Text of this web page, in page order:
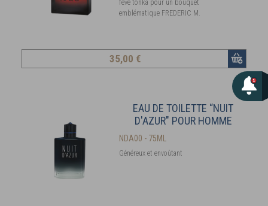
fève tonka pour un bouquet
emblématique FREDERIC M.
35,00 €
EAU DE TOILETTE “NUIT
D'AZUR" POUR HOMME
NDA00 - 75ML
Généreux et envoûtant